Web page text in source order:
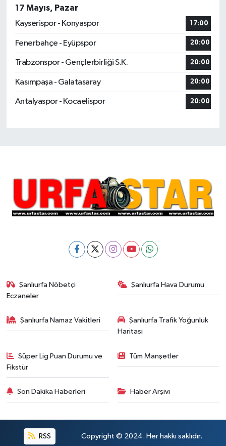
17 Mayıs, Pazar
Kayserispor - Konyaspor
17:00
Fenerbahçe - Eyüpspor 20:00
Trabzonspor - Gençlerbirliği S.K. 20:00
Kasımpaşa - Galatasaray 20:00
Antalyaspor - Kocaelispor 20:00
Şanlıurfa Nöbetçi
Eczaneler
Şanlıurfa Hava Durumu
Şanlıurfa Namaz Vakitleri
Şanlıurfa Trafik Yoğunluk
Haritası
Süper Lig Puan Durumu ve
Fikstür
Tüm Manşetler
Son Dakika Haberleri Haber Arşivi
RSS Copyright © 2024. Her hakkı saklıdır.